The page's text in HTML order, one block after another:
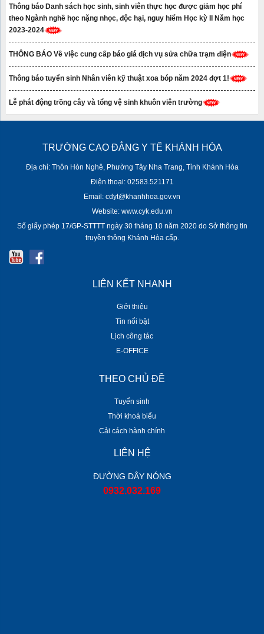
Thông báo Danh sách học sinh, sinh viên thực học được giảm học phí
theo Ngành nghề học nặng nhọc, độc hại, nguy hiểm Học kỳ II Năm học
2023-2024
THÔNG BÁO Về việc cung cấp báo giá dịch vụ sửa chữa trạm điện
Thông báo tuyển sinh Nhân viên kỹ thuật xoa bóp năm 2024 đợt 1!
Lễ phát động trồng cây và tổng vệ sinh khuôn viên trường
TRƯỜNG CAO ĐẲNG Y TẾ KHÁNH HÒA
Địa chỉ: Thôn Hòn Nghê, Phường Tây Nha Trang, Tỉnh Khánh Hòa
Điện thoại: 02583.521171
Email: cdyt@khanhhoa.gov.vn
Website: www.cyk.edu.vn
Số giấy phép 17/GP-STTTT ngày 30 tháng 10 năm 2020 do Sở thông tin
truyền thông Khánh Hòa cấp.
LIÊN KẾT NHANH
Giới thiệu
Tin nổi bật
Lịch công tác
E-OFFICE
THEO CHỦ ĐỀ
Tuyển sinh
Thời khoá biểu
Cải cách hành chính
LIÊN HỆ
ĐƯỜNG DÂY NÓNG
0932.032.169